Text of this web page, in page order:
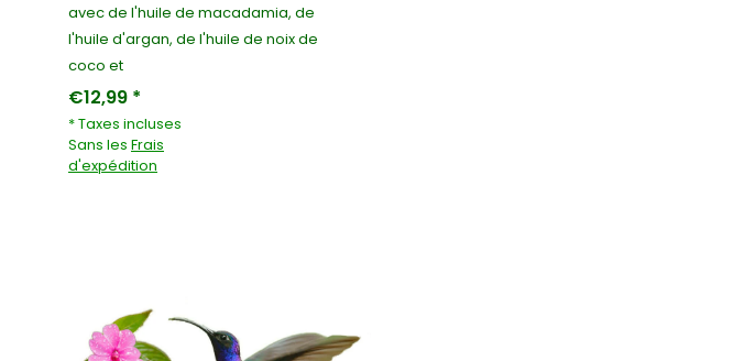
avec de l'huile de macadamia, de
l'huile d'argan, de l'huile de noix de
coco et
€12,99 *
* Taxes incluses
Sans les Frais
d'expédition